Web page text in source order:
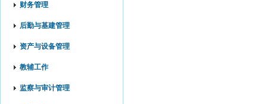
财务管理
后勤与基建管理
资产与设备管理
教辅工作
监察与审计管理